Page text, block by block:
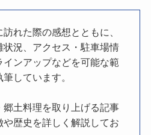
れた際の感想とともに、
況、アクセス・駐車場情
ンアップなどを可能な範
しています。
土料理を取り上げる記事
歴史を詳しく解説してお